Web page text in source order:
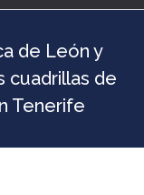
de León y
cuadrillas de
Tenerife